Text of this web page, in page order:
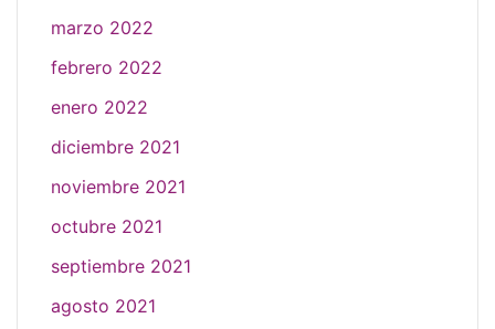
marzo 2022
febrero 2022
enero 2022
diciembre 2021
noviembre 2021
octubre 2021
septiembre 2021
agosto 2021